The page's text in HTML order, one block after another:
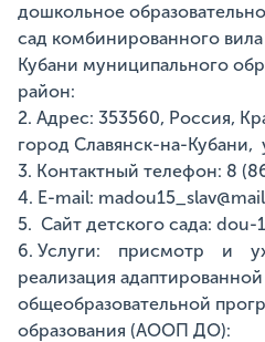
дошкольное
сад комбинированного
Кубани муниципального
район:
2. Адрес: 353560, Россия,
город Славянск-на-Кубани,
3. Контактный телефон: 8
4. E-mail:
5. Сайт детского сада: dou-
6. Услуги: присмотр и
реализация
общеобразовательной
образования (АООП ДО):